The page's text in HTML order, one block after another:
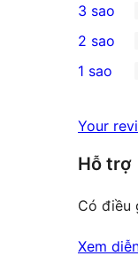
star
reviews
4-
star
reviews
2
3-
star
3 sao
2-
reviews
2 sao
star
reviews
1 sao
Your
Hỗ trợ
Có điều
Xem